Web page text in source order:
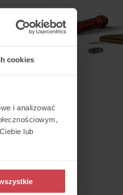
cookies
i analizować
lub